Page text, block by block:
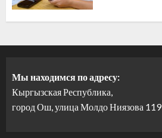
Мы находимся по адресу:
Кыргызская Республика,
город Ош, улица Молдо Ниязова 119